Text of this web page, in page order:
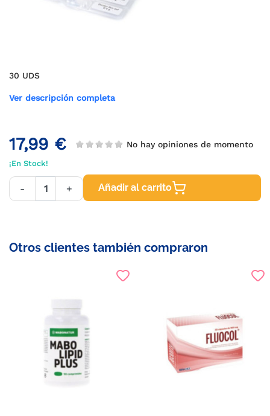
30 UDS
Ver descripción completa
17,99 € No hay opiniones de momento
¡En Stock!
- + Añadir al carrito
Otros clientes también compraron